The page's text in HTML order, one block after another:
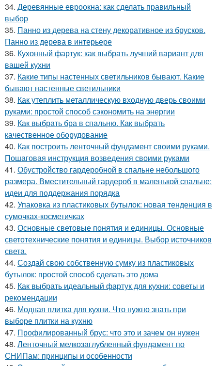
34. Деревянные евроокна: как сделать правильный
выбор
35. Панно из дерева на стену декоративное из брусков.
Панно из дерева в интерьере
36. Кухонный фартук: как выбрать лучший вариант для
вашей кухни
37. Какие типы настенных светильников бывают. Какие
бывают настенные светильники
38. Как утеплить металлическую входную дверь своими
руками: простой способ сэкономить на энергии
39. Как выбрать бра в спальню. Как выбрать
качественное оборудование
40. Как построить ленточный фундамент своими руками.
Пошаговая инструкция возведения своими руками
41. Обустройство гардеробной в спальне небольшого
размера. Вместительный гардероб в маленькой спальне:
идеи для поддержания порядка
42. Упаковка из пластиковых бутылок: новая тенденция в
сумочках-косметичках
43. Основные световые понятия и единицы. Основные
светотехнические понятия и единицы. Выбор источников
света.
44. Создай свою собственную сумку из пластиковых
бутылок: простой способ сделать это дома
45. Как выбрать идеальный фартук для кухни: советы и
рекомендации
46. Модная плитка для кухни. Что нужно знать при
выборе плитки на кухню
47. Профилированный брус: что это и зачем он нужен
48. Ленточный мелкозаглубленный фундамент по
СНИПам: принципы и особенности